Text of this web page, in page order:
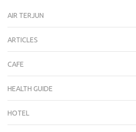
AIR TERJUN
ARTICLES
CAFE
HEALTH GUIDE
HOTEL